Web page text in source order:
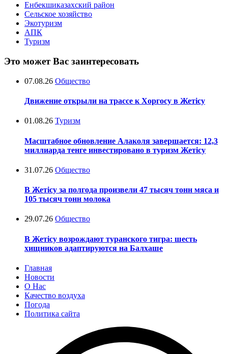
Енбекшиказахский район
Сельское хозяйство
Экотуризм
АПК
Туризм
Это может Вас заинтересовать
07.08.26 Общество
Движение открыли на трассе к Хоргосу в Жетісу
01.08.26 Туризм
Масштабное обновление Алаколя завершается: 12,3
миллиарда тенге инвестировано в туризм Жетісу
31.07.26 Общество
В Жетісу за полгода произвели 47 тысяч тонн мяса и
105 тысяч тонн молока
29.07.26 Общество
В Жетісу возрождают туранского тигра: шесть
хищников адаптируются на Балхаше
Главная
Новости
О Нас
Качество воздуха
Погода
Политика сайта